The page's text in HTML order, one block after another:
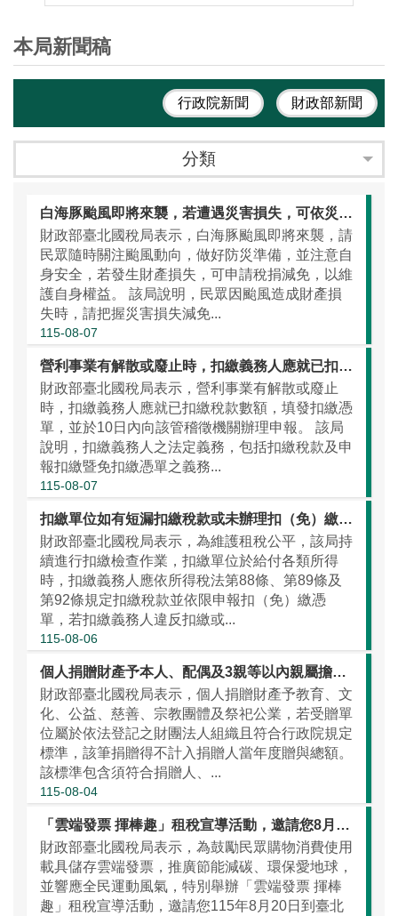
本局新聞稿
行政院新聞 財政部新聞
分類
白海豚颱風即將來襲，若遭遇災害損失，可依災損減免三步驟申請稅捐減免
財政部臺北國稅局表示，白海豚颱風即將來襲，請
民眾隨時關注颱風動向，做好防災準備，並注意自
身安全，若發生財產損失，可申請稅捐減免，以維
護自身權益。 該局說明，民眾因颱風造成財產損
失時，請把握災害損失減免...
115-08-07
營利事業有解散或廢止時，扣繳義務人應就已扣繳稅款數額，填發扣繳憑單，並於10日內辦理申報
財政部臺北國稅局表示，營利事業有解散或廢止
時，扣繳義務人應就已扣繳稅款數額，填發扣繳憑
單，並於10日內向該管稽徵機關辦理申報。 該局
說明，扣繳義務人之法定義務，包括扣繳稅款及申
報扣繳暨免扣繳憑單之義務...
115-08-07
扣繳單位如有短漏扣繳稅款或未辦理扣（免）繳憑單申報情事，請儘速向國庫繳清稅款並向扣繳單位所在地國稅局辦理補申報
財政部臺北國稅局表示，為維護租稅公平，該局持
續進行扣繳檢查作業，扣繳單位於給付各類所得
時，扣繳義務人應依所得稅法第88條、第89條及
第92條規定扣繳稅款並依限申報扣（免）繳憑
單，若扣繳義務人違反扣繳或...
115-08-06
個人捐贈財產予本人、配偶及3親等以內親屬擔任董監事之財團法人，應留意不計入贈與總額之規定
財政部臺北國稅局表示，個人捐贈財產予教育、文
化、公益、慈善、宗教團體及祭祀公業，若受贈單
位屬於依法登記之財團法人組織且符合行政院規定
標準，該筆捐贈得不計入捐贈人當年度贈與總額。
該標準包含須符合捐贈人、...
115-08-04
「雲端發票 揮棒趣」租稅宣導活動，邀請您8月20日一起看棒球做公益
財政部臺北國稅局表示，為鼓勵民眾購物消費使用
載具儲存雲端發票，推廣節能減碳、環保愛地球，
並響應全民運動風氣，特別舉辦「雲端發票 揮棒
趣」租稅宣導活動，邀請您115年8月20日到臺北